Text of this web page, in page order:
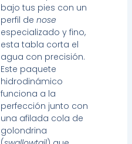
bajo tus pies con un
perfil denose
especializado y fino,
esta tabla corta el
agua con precisión.
Este paquete
hidrodinámico
funciona a la
perfección junto con
una afilada cola de
golondrina